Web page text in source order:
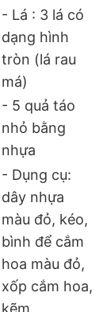
- Lá : 3 lá có
dạng hình
tròn (lá rau
má)
- 5 quả táo
nhỏ bằng
nhựa
- Dụng cụ:
dây nhựa
màu đỏ, kéo,
bình để cắm
hoa màu đỏ,
xốp cắm hoa,
kẽm.